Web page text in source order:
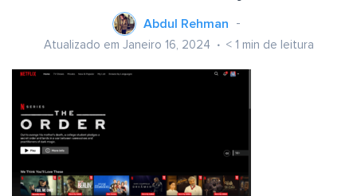
Abdul Rehman
Atualizado em Janeiro 16, 2024 < 1 min de leitura